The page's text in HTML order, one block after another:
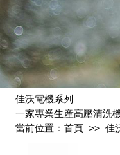
佳沃電機系列
一家專業生産高壓清洗
當前位置：首頁 >>佳